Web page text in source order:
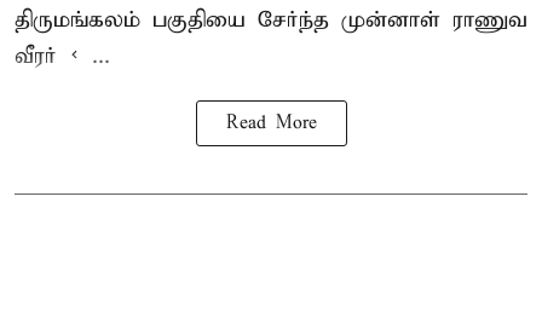
திருமங்கலம் பகுதியை சேர்ந்த முன்னாள் ராணுவ
வீரர் < ...
Read More